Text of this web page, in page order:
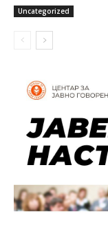
Uncategorized